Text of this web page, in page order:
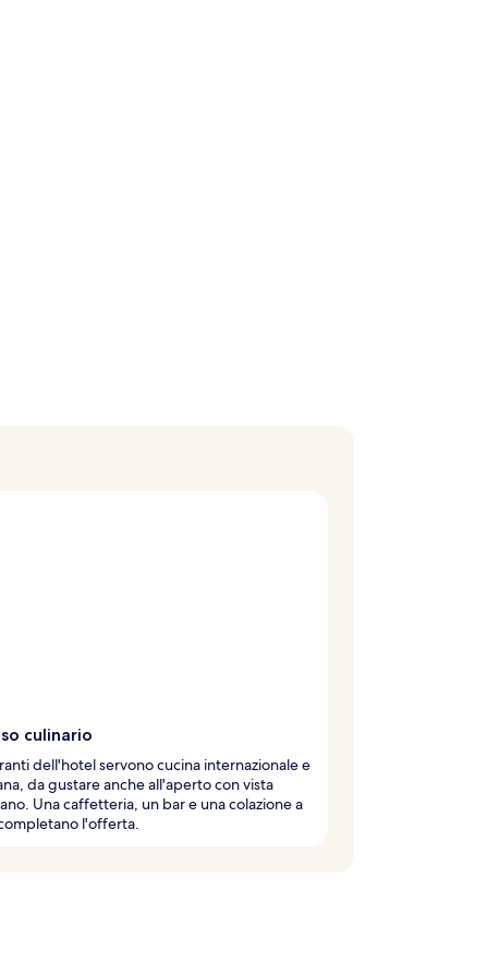
culinario
dell'hotel servono cucina internazionale e
da gustare anche all'aperto con vista
Una caffetteria, un bar e una colazione a
l'offerta.